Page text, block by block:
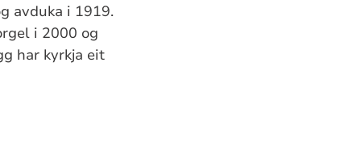
avduka i 1919.
i 2000 og
har kyrkja eit